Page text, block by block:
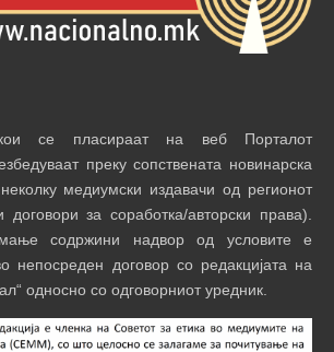
се пласираат на веб Порталот
преку сопствената новинарска
медиумски издавачи од регионот
договори за соработка/авторски права).
содржини надвор од условите е
непосреден договор со редакцијата на
односно со одговорниот уредник.